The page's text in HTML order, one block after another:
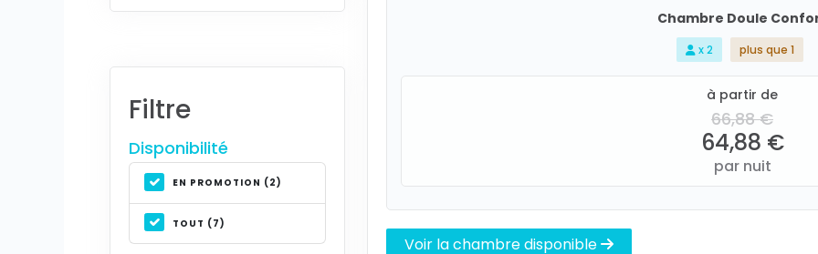
Filtre
Disponibilité
EN PROMOTION (2)
TOUT (7)
Chambre Doule
x 2 plus que 1
à partir de
66,88 €
64,88 €
par nuit
Voir la chambre disponible